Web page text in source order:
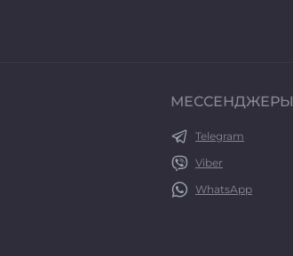
МЕССЕНДЖЕРЫ
Telegram
Viber
WhatsApp